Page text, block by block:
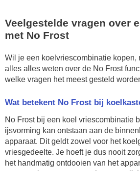
Veelgestelde vragen over
met No Frost
Wil je een koelvriescombinatie kopen,
alles alles weten over de No Frost
welke vragen het meest gesteld
Wat betekent No Frost bij
No Frost bij een koel vriescombinatie
ijsvorming kan ontstaan aan de
apparaat. Dit geldt zowel voor het
vriesgedeelte. Je hoeft je dus nooit
het handmatig ontdooien van het